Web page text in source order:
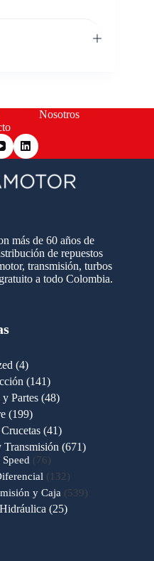
Nosotros
más de 60 años de
de repuestos
transmisión, turbos
a todo Colombia.
44
productos
141141
productos
Partes 4848
199199
productos
4141
productos
Transmisión 671671
7676
productos
132 132
productos
y Caja 539539
2525